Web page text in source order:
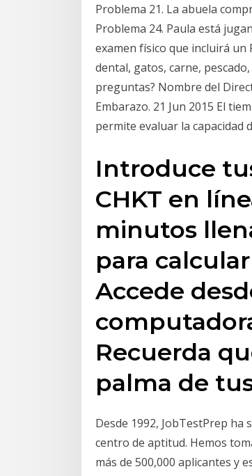
Problema 21. La abuela
Problema 24. Paula está
examen físico que incluirá un
dental, gatos, carne,
preguntas? Nombre del
Embarazo. 21 Jun 2015 El
permite evaluar la capacidad
Introduce
CHKT en
minutos
para
Accede
Recuerda
palma de
Desde 1992, JobTestPrep
centro de aptitud. Hemos
más de 500,000 aplicantes y